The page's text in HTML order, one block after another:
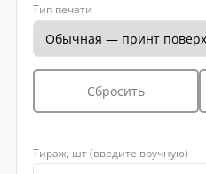
Тип печати
Сбросить
Тираж, шт (введите вручную)